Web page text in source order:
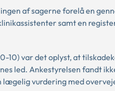
af sagerne forelå en
samt en
10) var det oplyst, at
led. Ankestyrelsen fandt
lægelig vurdering med